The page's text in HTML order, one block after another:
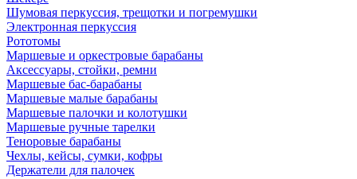
Шумовая перкуссия, трещотки и погремушки
Электронная перкуссия
Рототомы
Маршевые и оркестровые барабаны
Аксессуары, стойки, ремни
Маршевые бас-барабаны
Маршевые малые барабаны
Маршевые палочки и колотушки
Маршевые ручные тарелки
Теноровые барабаны
Чехлы, кейсы, сумки, кофры
Держатели для палочек